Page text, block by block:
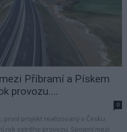
Příbramí a Pískem
provozu....
0
první projekt realizovaný v Česku
rok ostrého provozu. Spojení mezi